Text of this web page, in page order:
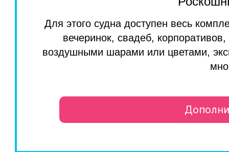
Для этого судна доступен весь
вечеринок, свадеб,
воздушными шарами или цветами,